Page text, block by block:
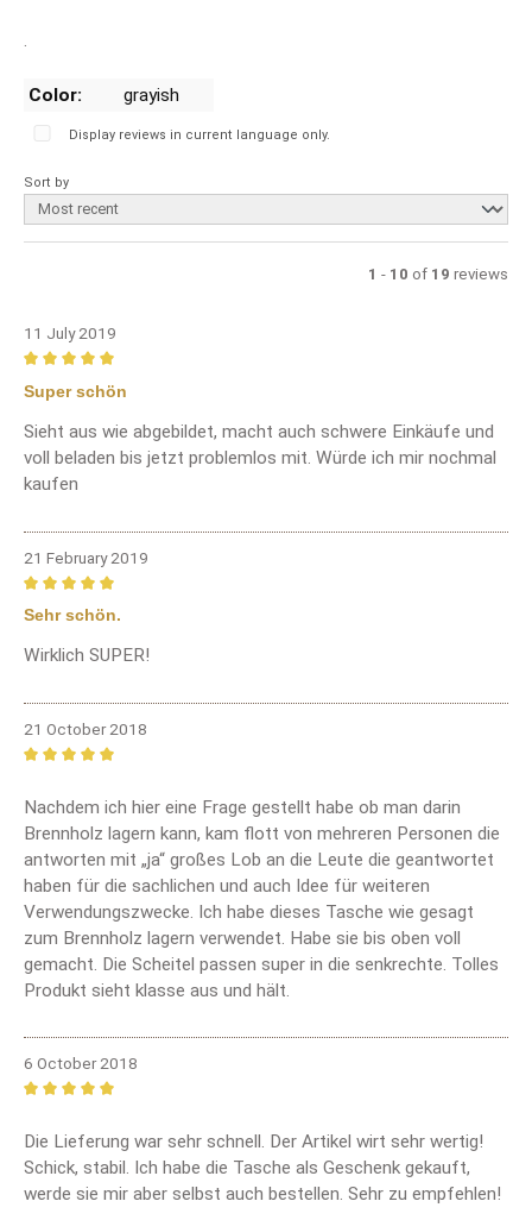
.
Color: grayish
Display reviews in current language only.
Sort by
1 - 10 of 19 reviews
11 July 2019
Review with rating of 5 out of 5 stars
Super schön
Sieht aus wie abgebildet, macht auch schwere Einkäufe und
voll beladen bis jetzt problemlos mit. Würde ich mir nochmal
kaufen
21 February 2019
Review with rating of 5 out of 5 stars
Sehr schön.
Wirklich SUPER!
21 October 2018
Nachdem ich hier eine Frage gestellt habe ob man darin
Brennholz lagern kann, kam flott von mehreren Personen die
antworten mit „ja“ großes Lob an die Leute die geantwortet
haben für die sachlichen und auch Idee für weiteren
Verwendungszwecke. Ich habe dieses Tasche wie gesagt
zum Brennholz lagern verwendet. Habe sie bis oben voll
gemacht. Die Scheitel passen super in die senkrechte. Tolles
Produkt sieht klasse aus und hält.
6 October 2018
Die Lieferung war sehr schnell. Der Artikel wirt sehr wertig!
Schick, stabil. Ich habe die Tasche als Geschenk gekauft,
werde sie mir aber selbst auch bestellen. Sehr zu empfehlen!